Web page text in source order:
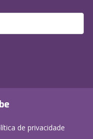
de privacidade